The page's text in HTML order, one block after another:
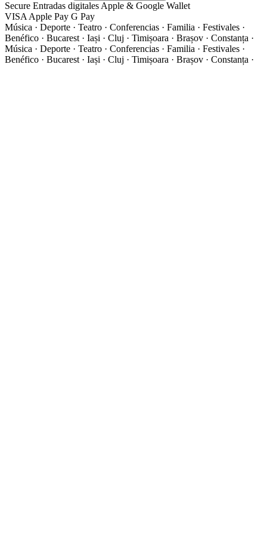
Secure Entradas digitales Apple & Google Wallet
VISA Apple Pay G Pay
Música · Deporte · Teatro · Conferencias · Familia · Festivales ·
Benéfico · Bucarest · Iași · Cluj · Timișoara · Brașov · Constanța ·
Música · Deporte · Teatro · Conferencias · Familia · Festivales ·
Benéfico · Bucarest · Iași · Cluj · Timișoara · Brașov · Constanța ·